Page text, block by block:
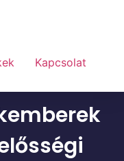
Kapcsolat